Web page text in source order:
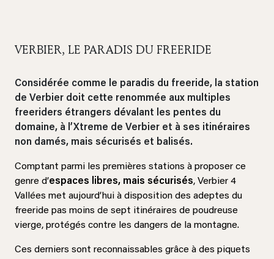
VERBIER, LE PARADIS DU FREERIDE
Considérée comme le paradis du freeride, la station
de Verbier doit cette renommée aux multiples
freeriders étrangers dévalant les pentes du
domaine, à l’Xtreme de Verbier et à ses itinéraires
non damés, mais sécurisés et balisés.
Comptant parmi les premières stations à proposer ce
genre d’espaces libres, mais sécurisés, Verbier 4
Vallées met aujourd’hui à disposition des adeptes du
freeride pas moins de sept itinéraires de poudreuse
vierge, protégés contre les dangers de la montagne.
Ces derniers sont reconnaissables grâce à des piquets